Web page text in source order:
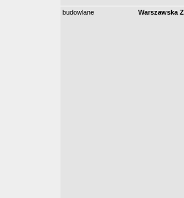
budowlane Warszawska